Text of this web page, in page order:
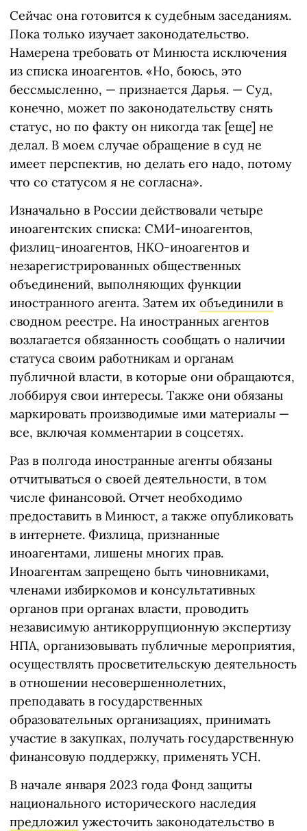
Сейчас она готовится к судебным заседаниям.
Пока только изучает законодательство.
Намерена требовать от Минюста исключения
из списка иноагентов. «Но, боюсь, это
бессмысленно, — признается Дарья. — Суд,
конечно, может по законодательству снять
статус, но по факту он никогда так [еще] не
делал. В моем случае обращение в суд не
имеет перспектив, но делать его надо, потому
что со статусом я не согласна».
Изначально в России действовали четыре
иноагентских списка: СМИ-иноагентов,
физлиц-иноагентов, НКО-иноагентов и
незарегистрированных общественных
объединений, выполняющих функции
иностранного агента. Затем их объединили в
сводном реестре. На иностранных агентов
возлагается обязанность сообщать о наличии
статуса своим работникам и органам
публичной власти, в которые они обращаются,
лоббируя свои интересы. Также они обязаны
маркировать производимые ими материалы —
все, включая комментарии в соцсетях.
Раз в полгода иностранные агенты обязаны
отчитываться о своей деятельности, в том
числе финансовой. Отчет необходимо
предоставить в Минюст, а также опубликовать
в интернете. Физлица, признанные
иноагентами, лишены многих прав.
Иноагентам запрещено быть чиновниками,
членами избиркомов и консультативных
органов при органах власти, проводить
независимую антикоррупционную экспертизу
НПА, организовывать публичные мероприятия,
осуществлять просветительскую деятельность
в отношении несовершеннолетних,
преподавать в государственных
образовательных организациях, принимать
участие в закупках, получать государственную
финансовую поддержку, применять УСН.
В начале января 2023 года Фонд защиты
национального исторического наследия
предложил ужесточить законодательство в